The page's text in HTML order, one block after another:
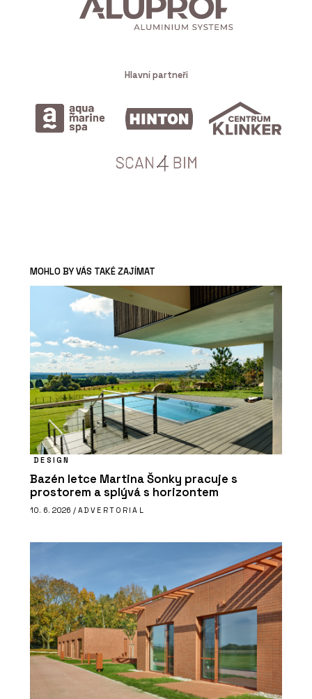
Hlavní partneři
MOHLO BY VÁS TAKÉ ZAJÍMAT
DESIGN
Bazén letce Martina Šonky pracuje s
prostorem a splývá s horizontem
10. 6. 2026 / ADVERTORIAL